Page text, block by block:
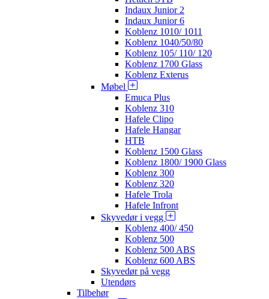
Indaux Junior 2
Indaux Junior 6
Koblenz 1010/ 1011
Koblenz 1040/50/80
Koblenz 105/ 110/ 120
Koblenz 1700 Glass
Koblenz Exterus
Møbel
Emuca Plus
Koblenz 310
Hafele Clipo
Hafele Hangar
HTB
Koblenz 1500 Glass
Koblenz 1800/ 1900 Glass
Koblenz 300
Koblenz 320
Hafele Trola
Hafele Infront
Skyvedør i vegg
Koblenz 400/ 450
Koblenz 500
Koblenz 500 ABS
Koblenz 600 ABS
Skyvedør på vegg
Utendørs
Tilbehør